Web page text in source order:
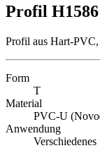
Profil H1586
Profil aus Hart-
Form
T
Material
PVC-U
Anwendung
Verschiedenes